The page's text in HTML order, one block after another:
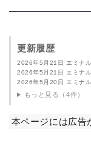
更新履歴
2026年5月21日 エミナ
2026年5月21日 エミナ
2026年5月20日 エミナ
もっと見る（4件）
本ページには広告